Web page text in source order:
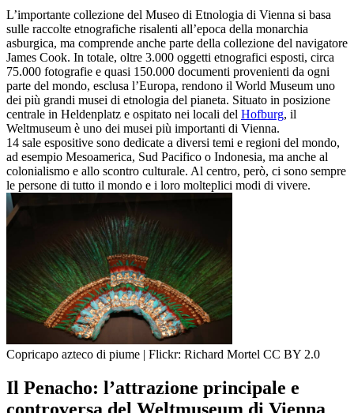
L’importante collezione del Museo di Etnologia di Vienna si basa
sulle raccolte etnografiche risalenti all’epoca della monarchia
asburgica, ma comprende anche parte della collezione del navigatore
James Cook. In totale, oltre 3.000 oggetti etnografici esposti, circa
75.000 fotografie e quasi 150.000 documenti provenienti da ogni
parte del mondo, esclusa l’Europa, rendono il World Museum uno
dei più grandi musei di etnologia del pianeta. Situato in posizione
centrale in Heldenplatz e ospitato nei locali del Hofburg, il
Weltmuseum è uno dei musei più importanti di Vienna.
14 sale espositive sono dedicate a diversi temi e regioni del mondo,
ad esempio Mesoamerica, Sud Pacifico o Indonesia, ma anche al
colonialismo e allo scontro culturale. Al centro, però, ci sono sempre
le persone di tutto il mondo e i loro molteplici modi di vivere.
Copricapo azteco di piume | Flickr: Richard Mortel CC BY 2.0
Il Penacho: l’attrazione principale e
controversa del Weltmuseum di Vienna